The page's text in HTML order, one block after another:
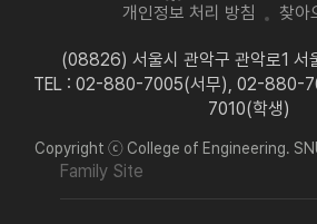
개인정보 처리 방침 찾아
(08826) 서울시 관악구 관악로1 서
TEL : 02-880-7005(서무), 02-880-
7010(학생)
Copyright ⓒ College of Engineering.
Family Site